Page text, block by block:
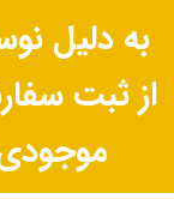
به دلیل
از ثبت